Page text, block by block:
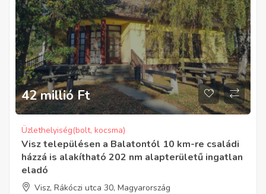
42 millió Ft
Üzlethelyiség(bolt, kocsma)
Visz településen a Balatontól 10 km-re családi
házzá is alakítható 202 nm alapterületű ingatlan
eladó
Visz, Rákóczi utca 30, Magyarország